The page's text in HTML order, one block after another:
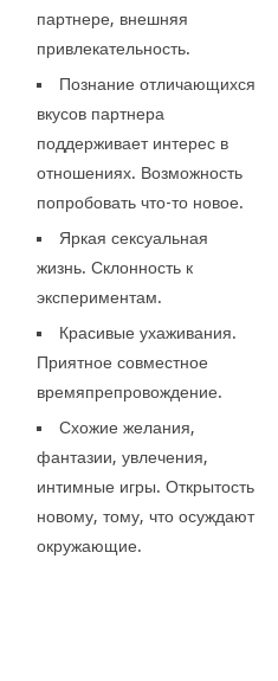
партнере, внешняя
привлекательность.
Познание отличающихся
вкусов партнера
поддерживает интерес в
отношениях. Возможность
попробовать что-то новое.
Яркая сексуальная
жизнь. Склонность к
экспериментам.
Красивые ухаживания.
Приятное совместное
времяпрепровождение.
Схожие желания,
фантазии, увлечения,
интимные игры. Открытость
новому, тому, что осуждают
окружающие.